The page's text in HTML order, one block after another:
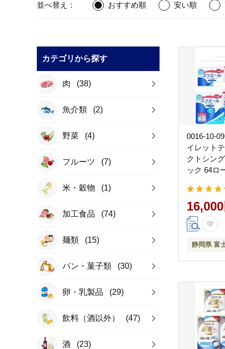
並べ替え： おすすめ順 安い順
カテゴリから探す
肉 (38)
魚介類 (2)
野菜 (4)
フルーツ (7)
米・穀物 (1)
加工食品 (74)
麺類 (15)
パン・菓子類 (30)
卵・乳製品 (29)
飲料（酒以外） (47)
酒 (23)
0016-10-
イレット
クトシン
ック 64ロ
シングル
つき 日用
16,000
静岡県 富